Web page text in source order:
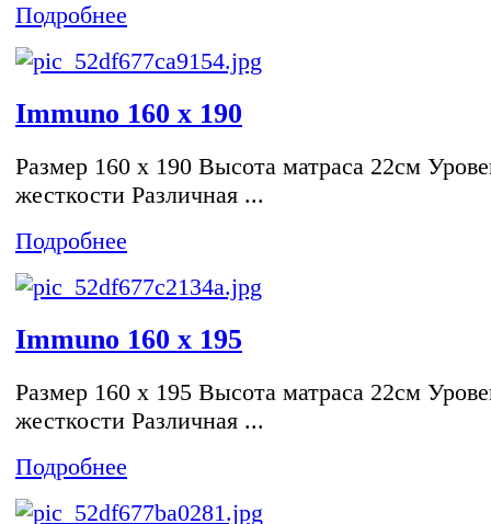
Подробнее
Immuno 160 x 190
Размер 160 x 190 Высота матраса 22см
жесткости Различная ...
Подробнее
Immuno 160 x 195
Размер 160 x 195 Высота матраса 22см
жесткости Различная ...
Подробнее